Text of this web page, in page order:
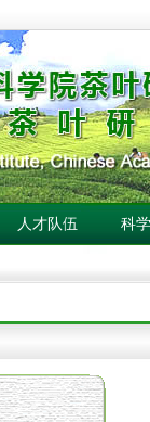
人才队伍 科